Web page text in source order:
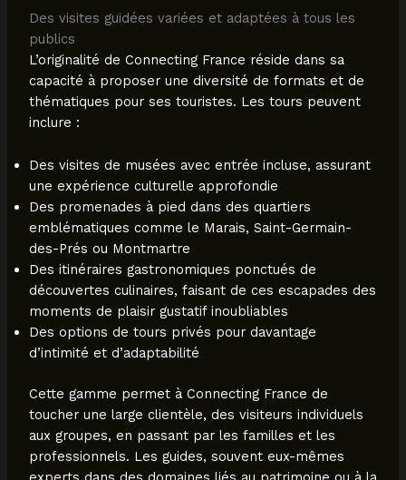
Des visites guidées variées et adaptées à tous les
publics
L’originalité de Connecting France réside dans sa
capacité à proposer une diversité de formats et de
thématiques pour ses touristes. Les tours peuvent
inclure :
Des visites de musées avec entrée incluse, assurant
une expérience culturelle approfondie
Des promenades à pied dans des quartiers
emblématiques comme le Marais, Saint-Germain-
des-Prés ou Montmartre
Des itinéraires gastronomiques ponctués de
découvertes culinaires, faisant de ces escapades des
moments de plaisir gustatif inoubliables
Des options de tours privés pour davantage
d’intimité et d’adaptabilité
Cette gamme permet à Connecting France de
toucher une large clientèle, des visiteurs individuels
aux groupes, en passant par les familles et les
professionnels. Les guides, souvent eux-mêmes